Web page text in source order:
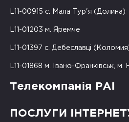
L11-00915 с. Мала Тур'я (Долина)
L11-01203 м. Яремче
L11-01397 с. Дебеславці
L11-01868 м. Івано-Франківськ, м.
Телекомпанія РАІ
ПОСЛУГИ